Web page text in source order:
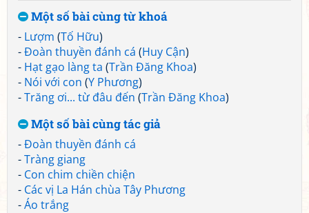
Một số bài cùng từ khoá
- Lượm (Tố Hữu)
-Đoàn thuyền đánh cá (Huy Cận)
- Hạt gạo làng ta (Trần Đăng Khoa)
- Nói với con (Y Phương)
-Trăng ơi... từ đâu đến (Trần Đăng Khoa)
Một số bài cùng tác giả
-Đoàn thuyền đánh cá
-Tràng giang
- Con chim chiền chiện
- Các vị La Hán chùa Tây Phương
-Áo trắng